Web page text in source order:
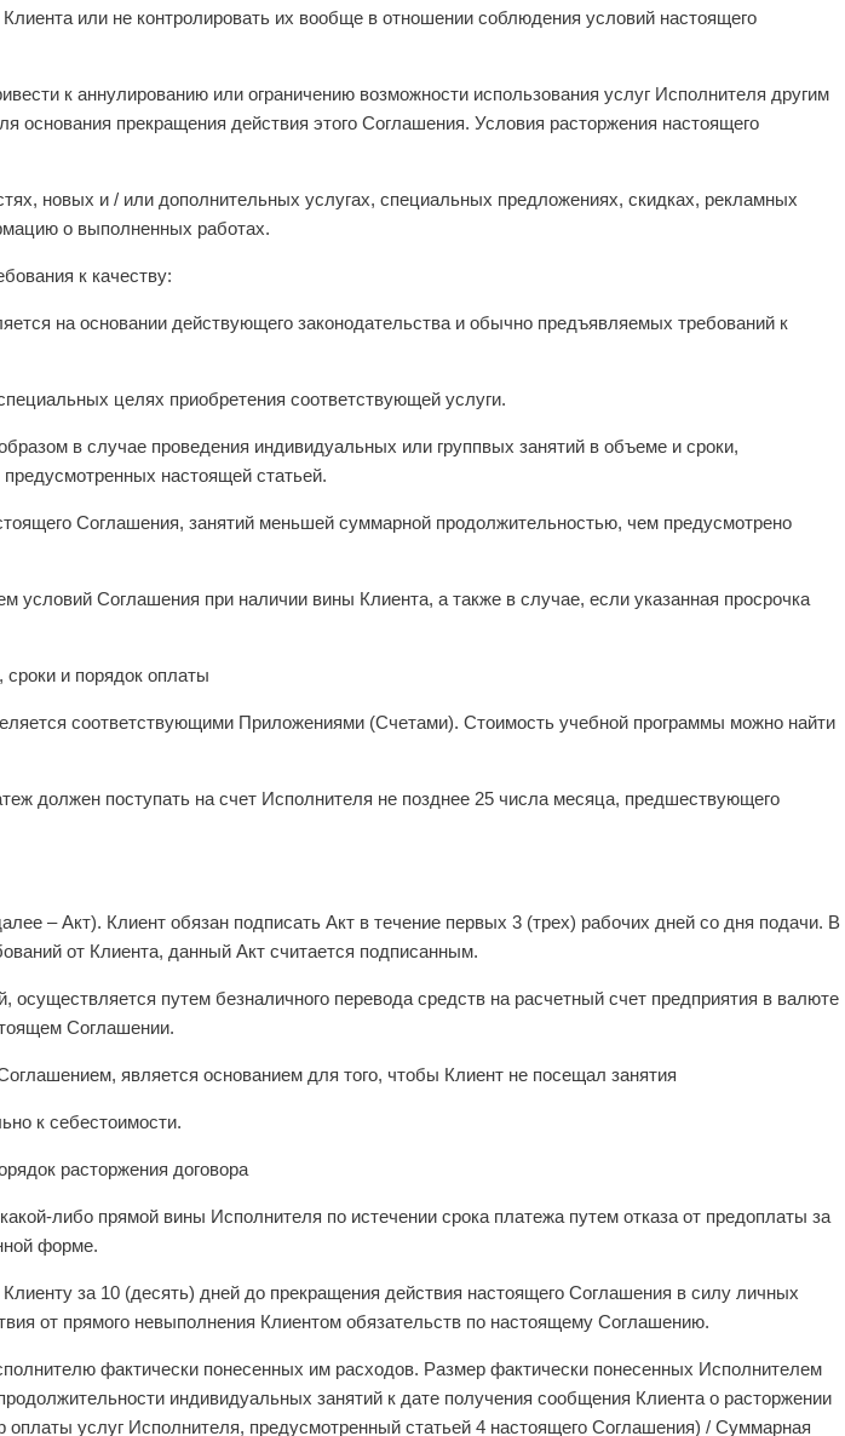
или не контролировать их вообще в отношении соблюдения условий настоящего
к аннулированию или ограничению возможности использования услуг Исполнителя другим
прекращения действия этого Соглашения. Условия расторжения настоящего
новых и / или дополнительных услугах, специальных предложениях, скидках, рекламных
о выполненных работах.
к качеству:
на основании действующего законодательства и обычно предъявляемых требований к
целях приобретения соответствующей услуги.
в случае проведения индивидуальных или группвых занятий в объеме и сроки,
настоящей статьей.
Соглашения, занятий меньшей суммарной продолжительностью, чем предусмотрено
Соглашения при наличии вины Клиента, а также в случае, если указанная просрочка
и порядок оплаты
соответствующими Приложениями (Счетами). Стоимость учебной программы можно найти
должен поступать на счет Исполнителя не позднее 25 числа месяца, предшествующего
– Акт). Клиент обязан подписать Акт в течение первых 3 (трех) рабочих дней со дня подачи. В
от Клиента, данный Акт считается подписанным.
путем безналичного перевода средств на расчетный счет предприятия в валюте
Соглашении.
является основанием для того, чтобы Клиент не посещал занятия
к себестоимости.
расторжения договора
либо прямой вины Исполнителя по истечении срока платежа путем отказа от предоплаты за
форме.
за 10 (десять) дней до прекращения действия настоящего Соглашения в силу личных
от прямого невыполнения Клиентом обязательств по настоящему Соглашению.
фактически понесенных им расходов. Размер фактически понесенных Исполнителем
индивидуальных занятий к дате получения сообщения Клиента о расторжении
услуг Исполнителя, предусмотренный статьей 4 настоящего Соглашения) / Суммарная